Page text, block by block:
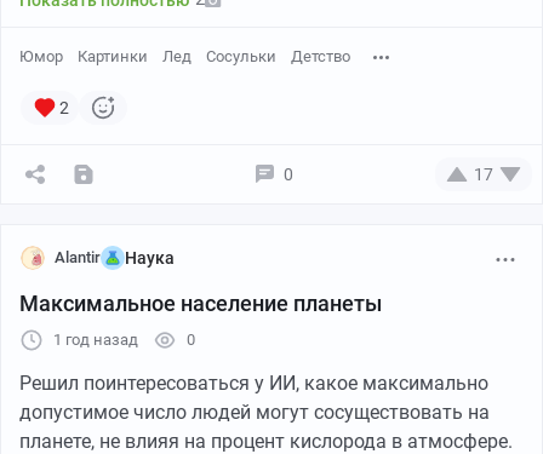
такую же нашел, я бы сразу почувствовал себя так:
Юмор Картинки Лед Сосульки Детство
2
0 17
Alantir Наука
Максимальное население планеты
1 год назад 0
Решил поинтересоваться у ИИ, какое максимально
допустимое число людей могут сосуществовать на
планете, не влияя на процент кислорода в атмосфере.